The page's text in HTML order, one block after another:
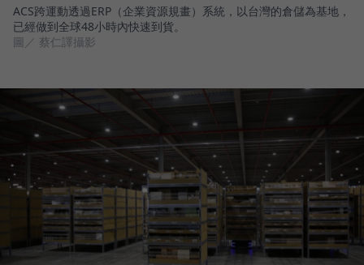
ACS跨運動透過ERP（企業資源規畫）系統，以台灣的倉儲為基地，
已經做到全球48小時內快速到貨。
圖／ 蔡仁譯攝影